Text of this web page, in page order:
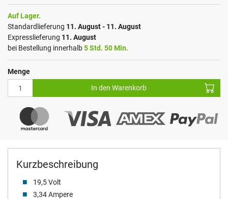
Kurzbeschreibung
19,5 Volt
3,34 Ampere
Auf Lager.
Standardlieferung 11. August - 11. August
Expresslieferung 11. August
bei Bestellung innerhalb5 Std. 50 Min.
Menge
In den Warenkorb